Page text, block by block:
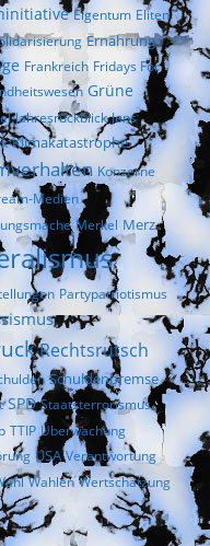
Eigentum Eliten
Ernährung
Frankreich Fridays For
Grüne
Jahresrückblick Jens
Klimakatastrophe
Konzerne
Medien
Merkel Merz
Partypatriotismus
Rechtsrutsch
Schuldenbremse
SPD Staatsterrorismus
TTIP Überwachung
USA Verantwortung
Wahlen Wertschätzung